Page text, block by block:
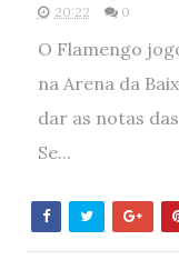
20:22 0
O Flamengo
na Arena da
dar as notas
Se...